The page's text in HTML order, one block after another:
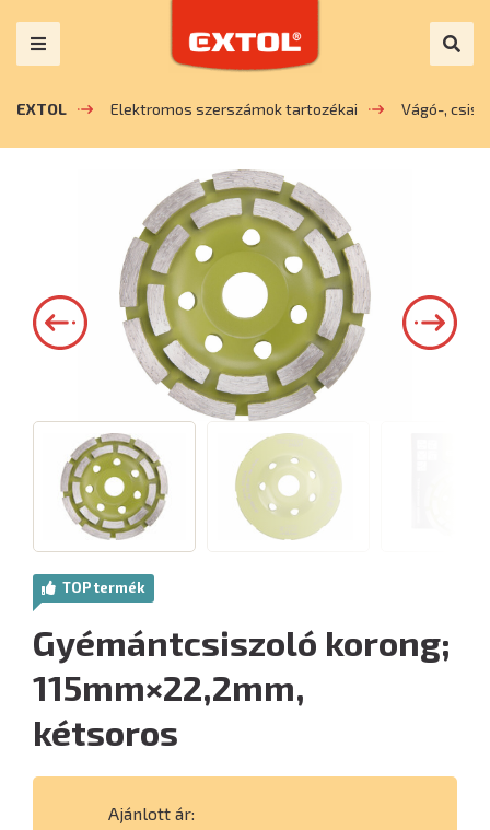
EXTOL Elektromos szerszámok tartozékai Vágó-,
TOP termék
Gyémántcsiszoló korong;
115mm×22,2mm,
kétsoros
Ajánlott ár: